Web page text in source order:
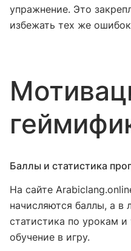
упражнение. Это
избежать тех же
Баллы и статистика
На сайте
начисляются баллы, а в
статистика по урокам
обучение в игру.